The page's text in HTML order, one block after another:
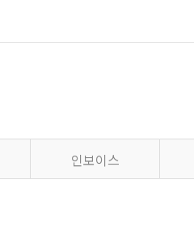
인보이스